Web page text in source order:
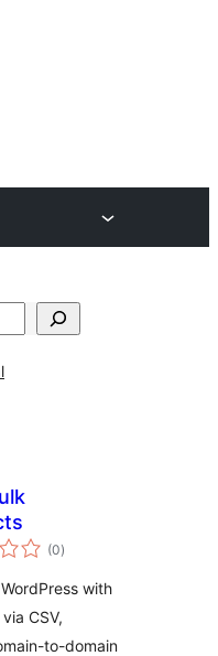
(0總
評)
with
CSV,
to-domain